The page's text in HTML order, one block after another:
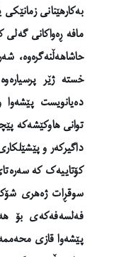
بەکارهێنانی
مافە ڕەواکانی
حاشاهەڵنەگرەوە،
خستە ژێر
دەیانویست
توانی هاوکێشەکە
داگیرکەر و
کۆتاییەک کە
سوقڕات ژەهری
فەلسەفەکەی بۆ
پێشەوا قازی